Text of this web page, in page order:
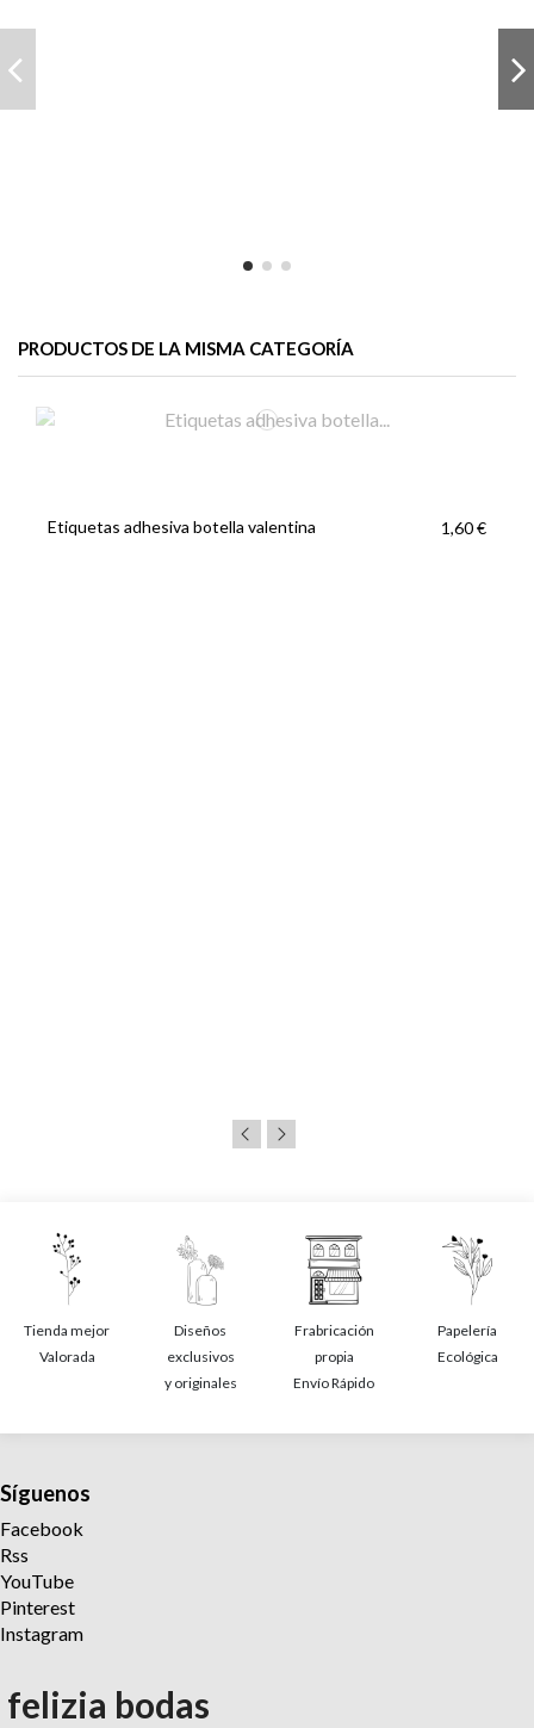
PRODUCTOS DE LA MISMA CATEGORÍA
Etiquetas adhesiva botella valentina 1,60 €
Tienda mejor
Valorada
Diseños
exclusivos
y originales
Frabricación
propia
Envío Rápido
Papelería
Ecológica
Síguenos
Facebook
Rss
YouTube
Pinterest
Instagram
felizia bodas